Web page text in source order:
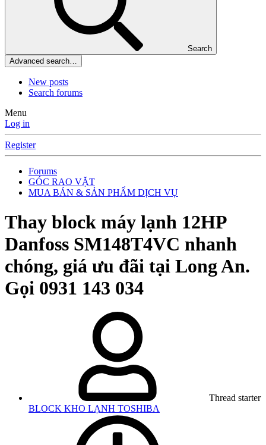
Search
Advanced search…
New posts
Search forums
Menu
Log in
Register
Forums
GÓC RAO VẶT
MUA BÁN & SẢN PHẨM DỊCH VỤ
Thay block máy lạnh 12HP
Danfoss SM148T4VC nhanh
chóng, giá ưu đãi tại Long An.
Gọi 0931 143 034
Thread starter
BLOCK KHO LẠNH TOSHIBA